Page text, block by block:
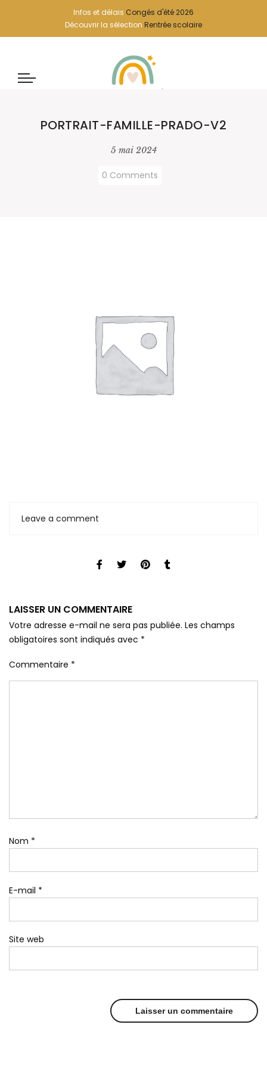
Infos et délais Congés d'été 2026
Découvrir la sélection Rentrée scolaire
PORTRAIT-FAMILLE-PRADO-V2
5 mai 2024
0 Comments
Leave a comment
LAISSER UN COMMENTAIRE
Votre adresse e-mail ne sera pas publiée. Les champs
obligatoires sont indiqués avec *
Commentaire *
Nom *
E-mail *
Site web